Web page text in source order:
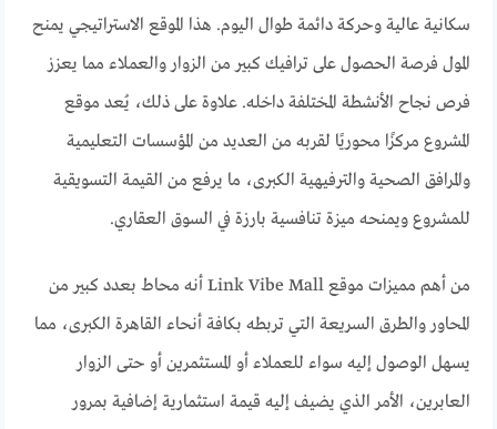
سكانية عالية وحركة دائمة طوال اليوم. هذا الموقع الاستراتيجي يمنح
المول فرصة الحصول على ترافيك كبير من الزوار والعملاء مما يعزز
فرص نجاح الأنشطة المختلفة داخله. علاوة على ذلك، يُعد موقع
المشروع مركزًا محوريًا لقربه من العديد من المؤسسات التعليمية
والمرافق الصحية والترفيهية الكبرى، ما يرفع من القيمة التسويقية
للمشروع ويمنحه ميزة تنافسية بارزة في السوق العقاري.
من أهم مميزات موقع Link Vibe Mall أنه محاط بعدد كبير من
المحاور والطرق السريعة التي تربطه بكافة أنحاء القاهرة الكبرى، مما
يسهل الوصول إليه سواء للعملاء أو المستثمرين أو حتى الزوار
العابرين، الأمر الذي يضيف إليه قيمة استثمارية إضافية بمرور